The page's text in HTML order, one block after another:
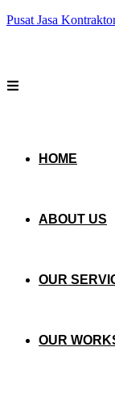
Pusat Jasa
HOME
ABOUT US
OUR
OUR